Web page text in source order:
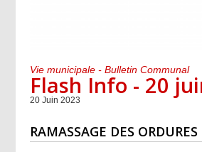
Vie municipale - Bulletin Communal
Flash Info - 20
20 Juin 2023
RAMASSAGE DES